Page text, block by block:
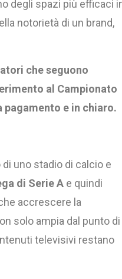
degli spazi più efficaci
notorietà di un brand,
che seguono
al Campionato
e in chiaro.
di uno stadio di calcio e
di Serie A e quindi
accrescere la
solo ampia dal punto di
televisivi restano